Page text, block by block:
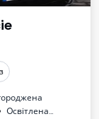
Oсвітлена